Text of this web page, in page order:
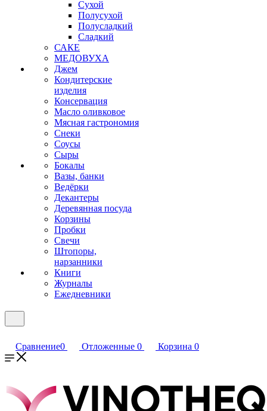
Сухой
Полусухой
Полусладкий
Сладкий
САКЕ
МЕДОВУХА
Джем
Кондитерские
изделия
Консервация
Масло оливковое
Мясная гастрономия
Снеки
Соусы
Сыры
Бокалы
Вазы, банки
Ведёрки
Декантеры
Деревянная посуда
Корзины
Пробки
Свечи
Штопоры,
нарзанники
Книги
Журналы
Ежедневники
Сравнение0 Отложенные 0 Корзина 0